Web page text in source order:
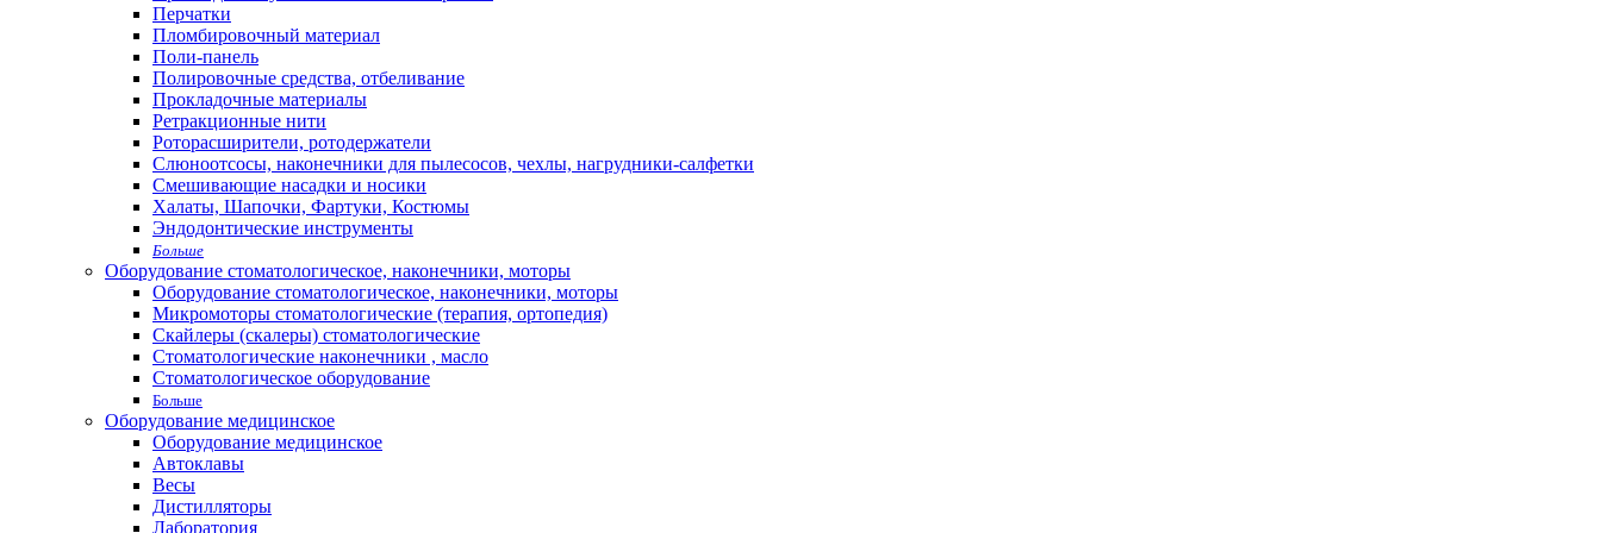
Перчатки
Пломбировочный материал
Поли-панель
Полировочные средства, отбеливание
Прокладочные материалы
Ретракционные нити
Роторасширители, ротодержатели
Слюноотсосы, наконечники для пылесосов, чехлы, нагрудники-салфетки
Смешивающие насадки и носики
Халаты, Шапочки, Фартуки, Костюмы
Эндодонтические инструменты
Больше
Оборудование стоматологическое, наконечники, моторы
Оборудование стоматологическое, наконечники, моторы
Микромоторы стоматологические (терапия, ортопедия)
Скайлеры (скалеры) стоматологические
Стоматологические наконечники , масло
Стоматологическое оборудование
Больше
Оборудование медицинское
Оборудование медицинское
Автоклавы
Весы
Дистилляторы
Лаборатория